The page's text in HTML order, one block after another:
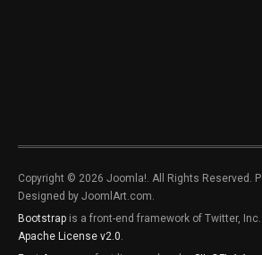
Copyright © 2026 Joomla!. All Rights Reserved.
Designed by JoomlArt.com.
Bootstrap is a front-end framework of Twitter,
Apache License v2.0.